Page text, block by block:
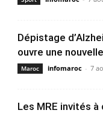
Dépistage
ouvre une
Maroc infomaroc - 7
Les MRE invités